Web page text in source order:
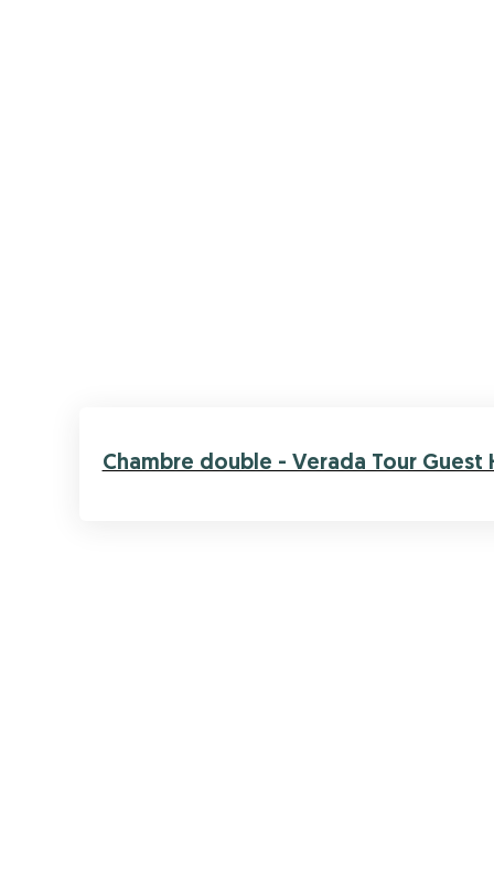
Chambre double - Verada Tour Guest